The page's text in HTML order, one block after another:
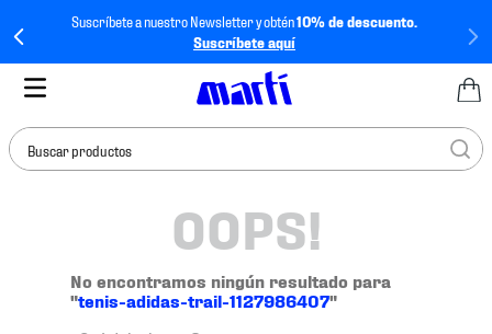
Suscríbete a nuestro Newsletter y obtén10% de descuento.
Suscríbete aquí
Buscar productos
OOPS!
No encontramos ningún resultado para
"tenis-adidas-trail-1127986407"
tenis mujer
tenis hombre